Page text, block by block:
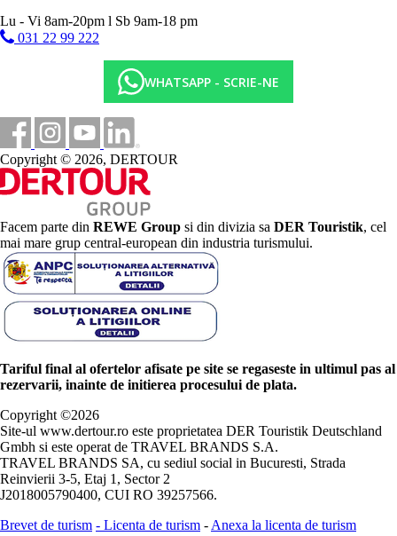
Lu - Vi 8am-20pm l Sb 9am-18 pm
031 22 99 222
WHATSAPP - SCRIE-NE
Copyright © 2026, DERTOUR
Facem parte din REWE Group si din divizia sa DER Touristik, cel
mai mare grup central-european din industria turismului.
Tariful final al ofertelor afisate pe site se regaseste in ultimul pas al
rezervarii, inainte de initierea procesului de plata.
Copyright ©2026
Site-ul www.dertour.ro este proprietatea DER Touristik Deutschland
Gmbh si este operat de TRAVEL BRANDS S.A.
TRAVEL BRANDS SA, cu sediul social in Bucuresti, Strada
Reinvierii 3-5, Etaj 1, Sector 2
J2018005790400, CUI RO 39257566.
Brevet de turism - Licenta de turism - Anexa la licenta de turism